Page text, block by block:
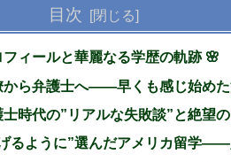
目次
ィールと華麗なる学歴の軌跡 🌸
から弁護士へ――早くも感じ始めた
時代の”リアルな失敗談”と絶望
るように”選んだアメリカ留学